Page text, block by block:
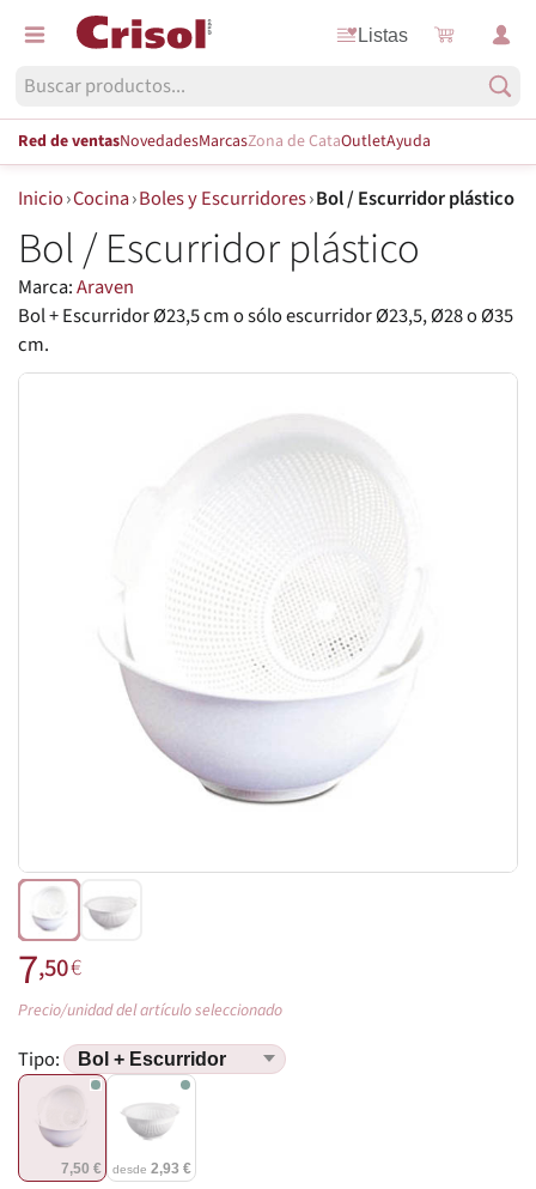
Listas
Red de ventasNovedadesMarcasZona de CataOutletAyuda
Inicio›Cocina›Boles y Escurridores›Bol / Escurridor plástico
Bol / Escurridor plástico
Marca:Araven
Bol + Escurridor Ø23,5 cm o sólo escurridor Ø23,5, Ø28 o Ø35
cm.
7,50€
Precio/unidad del artículo seleccionado
Tipo:
7,50 € desde 2,93 €